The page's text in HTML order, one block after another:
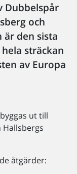
Dubbelspår
och
är den sista
sträckan
av Europa
ut till
åtgärder: